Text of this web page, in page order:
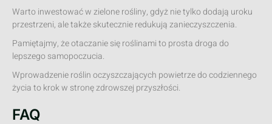
Warto inwestować w zielone rośliny, gdyż nie tylko dodają uroku
przestrzeni, ale także skutecznie redukują zanieczyszczenia.
Pamiętajmy, że otaczanie się roślinami to prosta droga do
lepszego samopoczucia.
Wprowadzenie roślin oczyszczających powietrze do codziennego
życia to krok w stronę zdrowszej przyszłości.
FAQ